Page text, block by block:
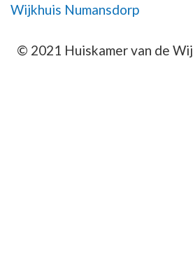
Wijkhuis Numansdorp
© 2021 Huiskamer van de